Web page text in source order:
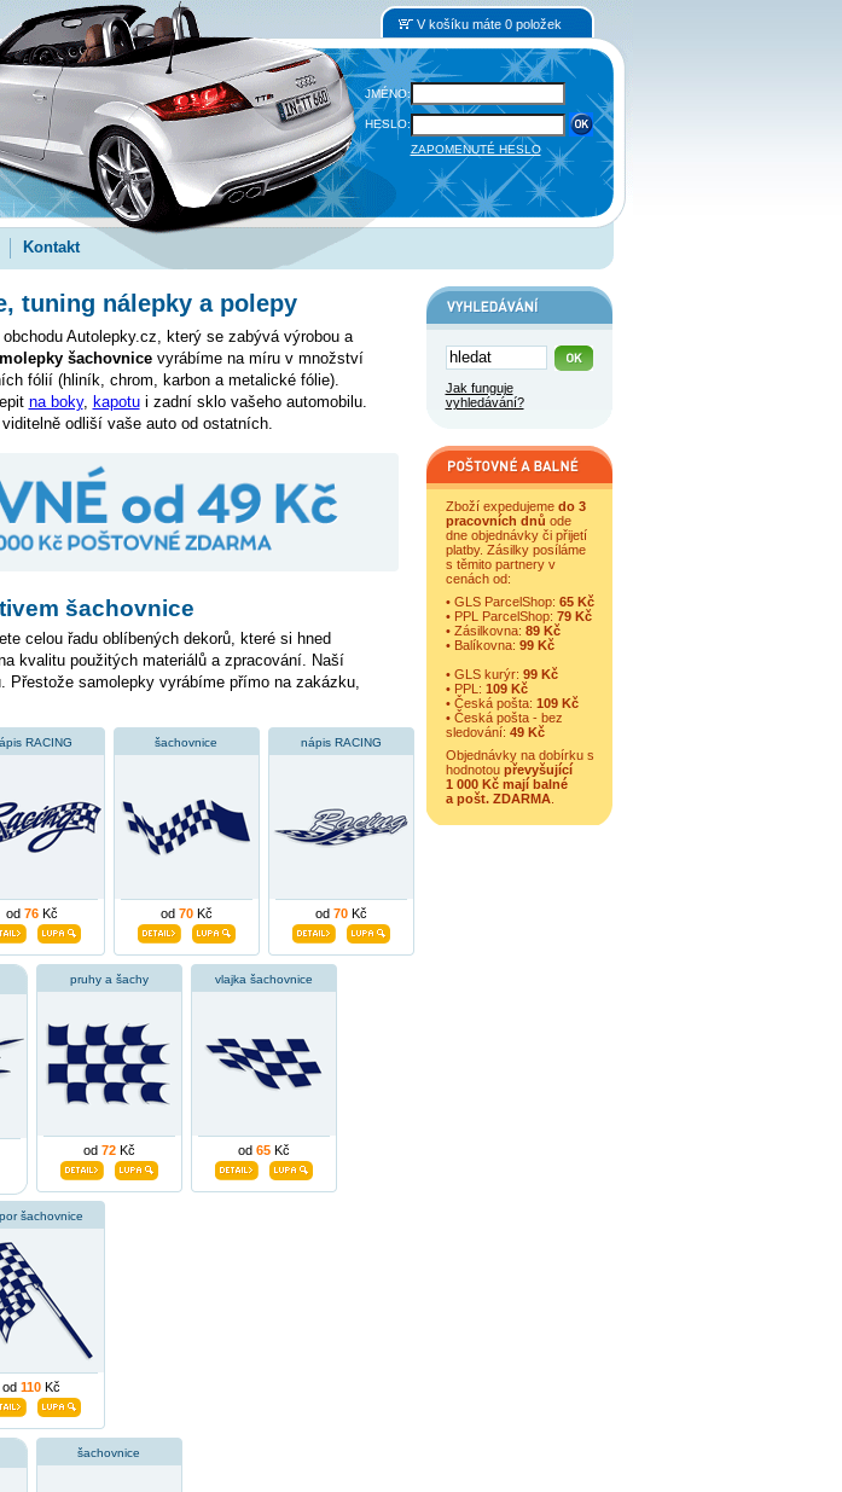
V košíku máte 0 položek
JMÉNO:
HESLO:
ZAPOMENUTÉ HESLO
Kontakt
tuning nálepky a polepy
Autolepky.cz, který se zabývá výrobou a
šachovnicevyrábíme na míru v množství
fólií (hliník, chrom, karbon a metalické fólie).
na boky, kapotui zadní sklo vašeho automobilu.
odliší vaše auto od ostatních.
šachovnice
celou řadu oblíbených dekorů, které si hned
kvalitu použitých materiálů a zpracování. Naší
Přestože samolepky vyrábíme přímo na zakázku,
RACING
od 76Kč
šachovnice
od 70Kč
nápis RACING
od 70Kč
pruhy a šachy
od 72Kč
vlajka šachovnice
od 65Kč
šachovnice
od 110 Kč
šachovnice
Jak funguje
vyhledávání?
Zboží expedujeme do 3
pracovních dnů ode
dne objednávky či přijetí
platby. Zásilky posíláme
s těmito partnery v
cenách od:
• GLS ParcelShop: 65 Kč
• PPL ParcelShop: 79 Kč
• Zásilkovna: 89 Kč
• Balíkovna: 99 Kč
• GLS kurýr: 99 Kč
• PPL: 109 Kč
• Česká pošta: 109 Kč
• Česká pošta - bez
sledování: 49 Kč
Objednávky na dobírku s
hodnotou převyšující
1 000 Kč mají balné
a pošt. ZDARMA.